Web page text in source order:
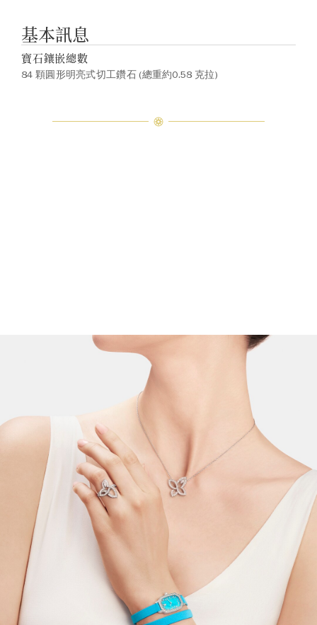
基本訊息
寶石鑲嵌總數
84 顆圓形明亮式切工鑽石 (總重約0.58 克拉)